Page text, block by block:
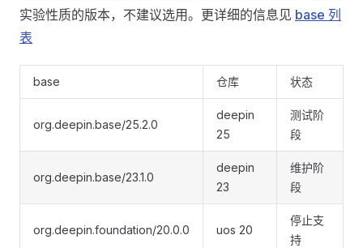
实验性质的版本，不建议选用。更详细的信息见 base 列
表
base 仓库 状态
org.deepin.base/25.2.0
deepin
25
测试阶
段
org.deepin.base/23.1.0
deepin
23
维护阶
段
org.deepin.foundation/20.0.0 uos 20
停止支
持